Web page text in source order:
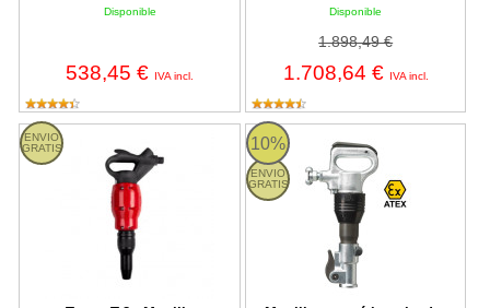
Disponible
538,45 € IVA incl.
Disponible
1.898,49 €
1.708,64 € IVA incl.
ENVIO
GRATIS
T-8 Topac 10%
ENVIO
GRATIS
Martillo neumático picador